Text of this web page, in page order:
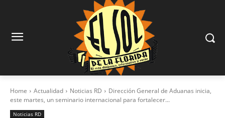
Home Actualidad Noticias RD
Dirección General de Aduanas inicia,
este martes, un seminario internacional para fortalecer...
Noticias RD